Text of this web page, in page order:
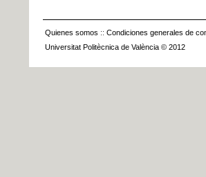
Quienes somos :: Condiciones generales de
Universitat Politècnica de València © 2012